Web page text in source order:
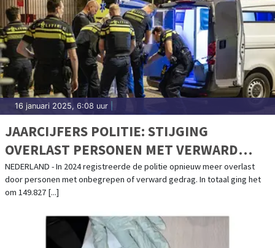
16 januari 2025, 6:08 uur
JAARCIJFERS POLITIE: STIJGING
OVERLAST PERSONEN MET VERWARD
GEDRAG HOUDT AAN
NEDERLAND - In 2024 registreerde de politie opnieuw meer overlast
door personen met onbegrepen of verward gedrag. In totaal ging het
om 149.827 [...]